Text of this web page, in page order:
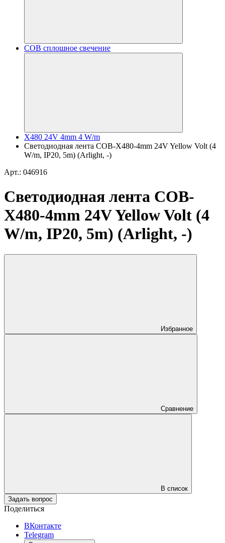
COB сплошное свечение
X480 24V 4mm 4 W/m
Светодиодная лента COB-X480-4mm 24V Yellow Volt (4
W/m, IP20, 5m) (Arlight, -)
Арт.: 046916
Светодиодная лента COB-
X480-4mm 24V Yellow Volt (4
W/m, IP20, 5m) (Arlight, -)
Избранное
Сравнение
В список
Задать вопрос
Поделиться
ВКонтакте
Telegram